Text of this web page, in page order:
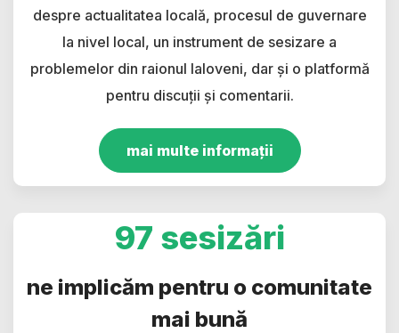
despre actualitatea locală, procesul de guvernare
la nivel local, un instrument de sesizare a
problemelor din raionul Ialoveni, dar și o platformă
pentru discuții și comentarii.
mai multe informații
97 sesizări
ne implicăm pentru o comunitate
mai bună